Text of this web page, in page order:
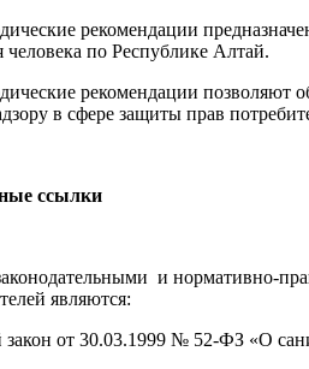
рекомендации
человека по Республике Алтай.
рекомендации позволяют
в сфере защиты прав
ссылки
и нормативно-
являются:
от 30.03.1999 № 52-ФЗ «О